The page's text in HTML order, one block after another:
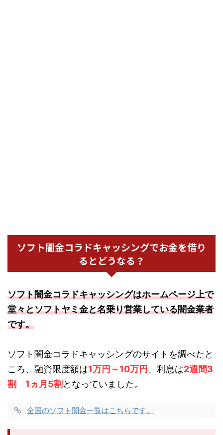
ソフト闇金コラドキャッシングでお金を借り
るとどうなる？
ソフト闇金コラドキャッシングはホームページ上で
堂々とソフトヤミ金と名乗り営業している闇金業者
です。
ソフト闇金コラドキャッシングのサイトを調べたと
ころ、融資限度額は1万円～10万円 、利息は2週間3
割 1ヵ月5割 となっていました。
全国のソフト闇金一覧はこちらです。